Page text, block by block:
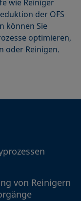
wie Reiniger
der OFS
können Sie
optimieren,
oder Reinigen.
von Reinigern